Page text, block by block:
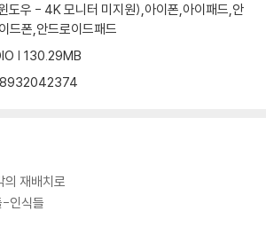
도우 - 4K 모니터 미지원),아이폰,아이패드,안
드폰,안드로이드패드
| 130.29MB
의 재배치로
-인식들